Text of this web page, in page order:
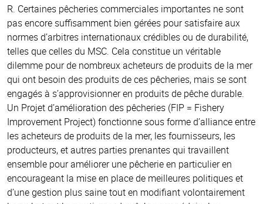
R. Certaines pêcheries commerciales importantes ne sont
pas encore suffisamment bien gérées pour satisfaire aux
normes d’arbitres internationaux crédibles ou de durabilité,
telles que celles du MSC. Cela constitue un véritable
dilemme pour de nombreux acheteurs de produits de la mer
qui ont besoin des produits de ces pêcheries, mais se sont
engagés à s’approvisionner en produits de pêche durable.
Un Projet d’amélioration des pêcheries (FIP = Fishery
Improvement Project) fonctionne sous forme d’alliance entre
les acheteurs de produits de la mer, les fournisseurs, les
producteurs, et autres parties prenantes qui travaillent
ensemble pour améliorer une pêcherie en particulier en
encourageant la mise en place de meilleures politiques et
d’une gestion plus saine tout en modifiant volontairement